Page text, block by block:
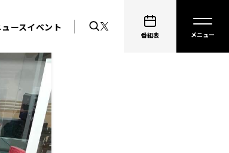
ースイベント
番組表